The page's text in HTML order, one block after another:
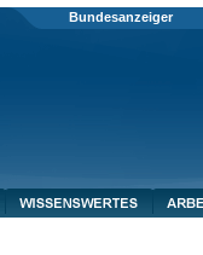
Bundesanzeiger